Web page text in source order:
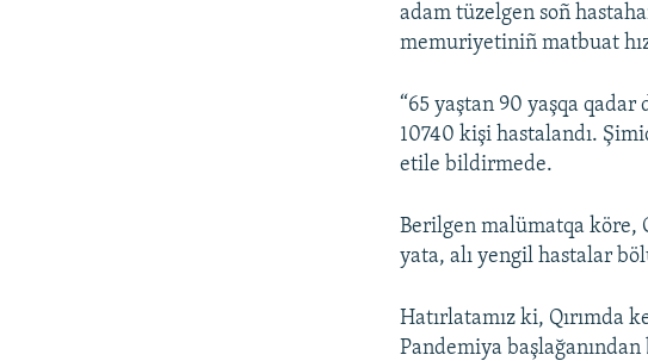
adam tüzelgen soñ
memuriyetiniñ matbuat
“65 yaştan 90 yaşqa
10740 kişi hastalandı.
etile bildirmede.
Berilgen malümatqa köre,
yata, alı yengil hastalar
Hatırlatamız ki, Qırımda
Pandemiya